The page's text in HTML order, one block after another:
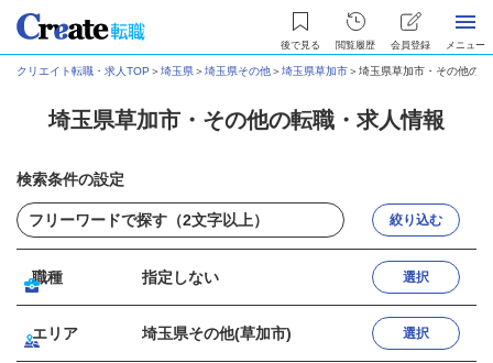
後で見る 閲覧履歴 会員登録 メニュー
クリエイト転職・求人TOP ＞埼玉県＞埼玉県その他＞埼玉県草加市＞埼玉県草加市・その他の
埼玉県草加市・その他の転職・求人情報
検索条件の設定
絞り込む
職種 指定しない 選択
エリア 埼玉県その他(草加市) 選択